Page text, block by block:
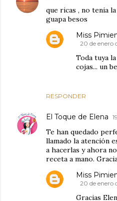
que ricas , no tenia
guapa besos
RESPONDER
Miss
20 de enero
Toda tuya
cojas... un
El Toque de Elena
Te han quedado
llamado la atención
a hacerlas y ahora
receta a mano.
Miss
20 de enero
Gracias